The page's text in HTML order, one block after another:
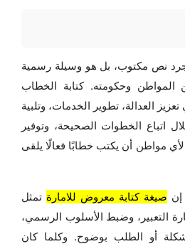
نص مكتوب، بل هو وسيلة رسمية
المواطن وحكومته. كتابة الخطاب
العدالة، تطوير الخدمات، وتلبية
اتباع الخطوات الصحيحة، وتوفير
مواطن أن يكتب خطابًا فعالًا يلقى
إن صيغة كتابة معروض للامارة تمثل
التعبير، وضبط الأسلوب الرسمي،
أو الطلب بوضوح. وكلما كان